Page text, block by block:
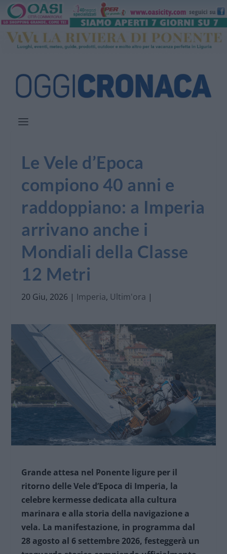
Le Vele d’Epoca
compiono 40 anni e
raddoppiano: a Imperia
arrivano anche i
Mondiali della Classe
12 Metri
20 Giu, 2026 | Imperia, Ultim'ora |
Grande attesa nel Ponente ligure per il
ritorno delle Vele d’Epoca di Imperia, la
celebre kermesse dedicata alla cultura
marinara e alla storia della navigazione a
vela. La manifestazione, in programma dal
28 agosto al 6 settembre 2026, festeggerà un